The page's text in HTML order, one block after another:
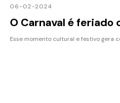
06-02-2024
O Carnaval é feriado
Esse momento cultural e festivo gera